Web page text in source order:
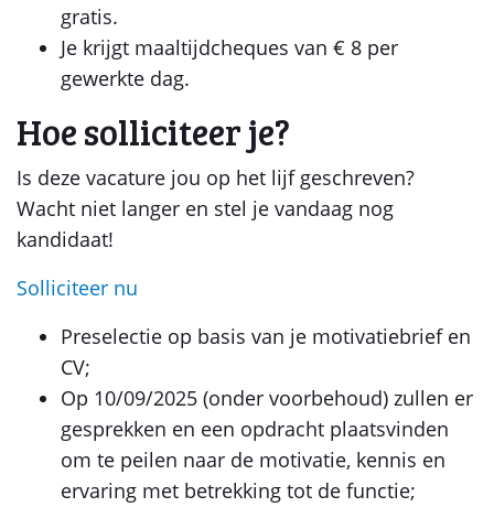
gratis.
Je krijgt maaltijdcheques van € 8 per
gewerkte dag.
Hoe solliciteer je?
Is deze vacature jou op het lijf geschreven?
Wacht niet langer en stel je vandaag nog
kandidaat!
Solliciteer nu
Preselectie op basis van je motivatiebrief en
CV;
Op 10/09/2025 (onder voorbehoud) zullen er
gesprekken en een opdracht plaatsvinden
om te peilen naar de motivatie, kennis en
ervaring met betrekking tot de functie;